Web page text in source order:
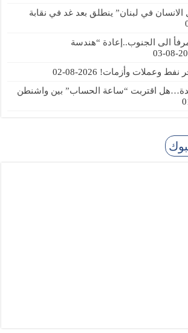
في لبنان” ينطلق بعد غد في نقابة
الى الجنوب..إعادة “هندسة
نفط وعملات وأزمات! 2026-08-02
اقتربت “ساعة الحساب” بين واشنطن